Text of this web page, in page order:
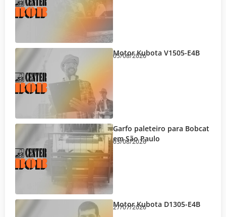
Motor Kubota V1505-E4B
05/08/2026
Garfo paleteiro para Bobcat
em São Paulo
03/08/2026
Motor Kubota D1305-E4B
27/07/2026